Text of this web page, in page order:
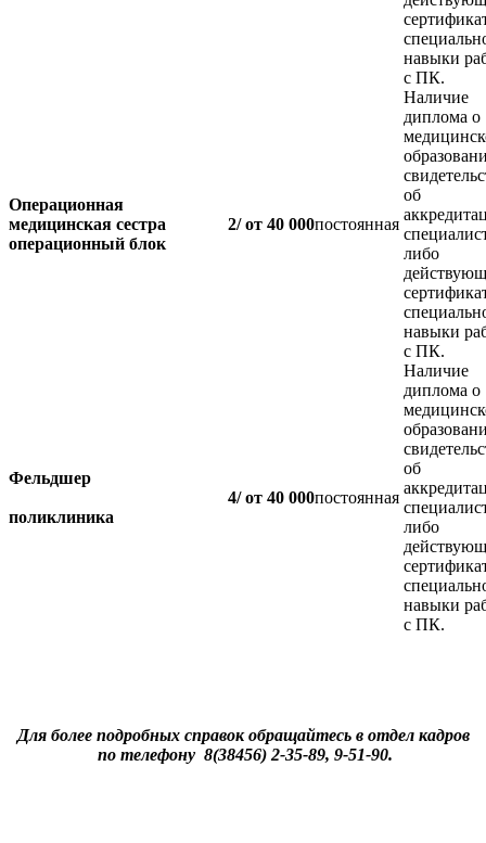
навыки
с ПК.
Операционная
медицинская сестра
операционный блок
2/от 40 000постоянная
Наличие
диплома о
об
либо
навыки
с ПК.
Фельдшер
поликлиника
4/от 40 000постоянная
Наличие
диплома о
об
либо
навыки
с ПК.
Для более подробных справок обращайтесь в отдел кадров
по телефону 8(38456) 2-35-89, 9-51-90.